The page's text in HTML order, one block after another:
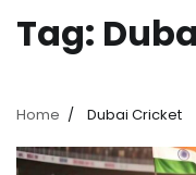
Tag:
Home Dubai Cricket